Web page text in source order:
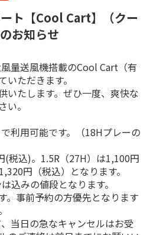
ト【Cool Cart】（クー
お知らせ
量送風機搭載のCool Cart（有
ただきます。
いたします。ぜひ一度、爽快な
い。
利用可能です。（18Hプレーの
税込)。1.5R（27H）は1,100円
円（税込）となります。
込みの値段となります。
。事前予約の方優先となります
当日の急なキャンセルはお受